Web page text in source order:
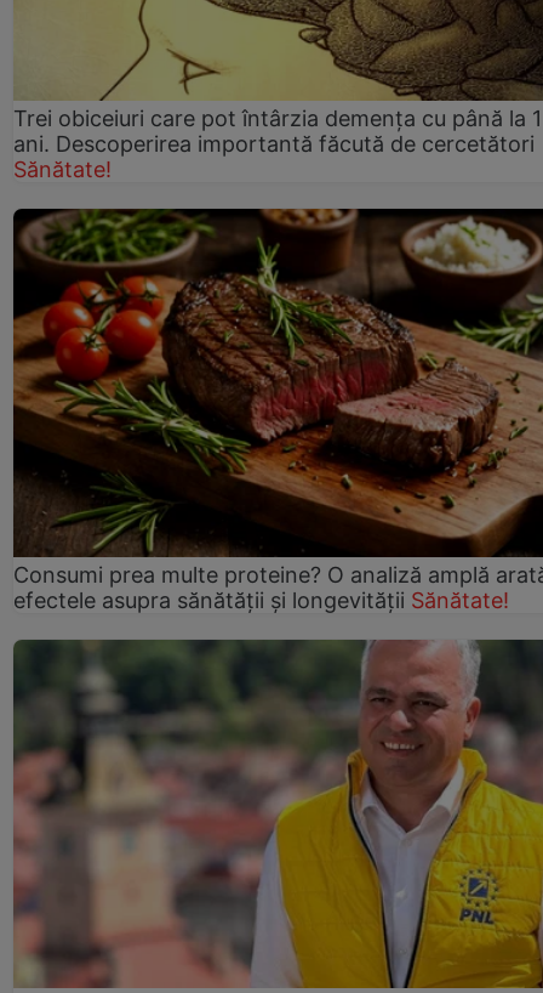
Trei obiceiuri care pot întârzia demența cu până la
ani. Descoperirea importantă făcută de cercetători
Sănătate!
Consumi prea multe proteine? O analiză amplă
efectele asupra sănătății și longevității Sănătate!